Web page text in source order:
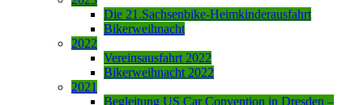
Die 21.Sachsenbike-Heimkinderausfahrt
Bikerweihnacht
2022
Vereinsausfahrt 2022
Bikerweihnacht 2022
2021
Begleitung US Car Convention in Dresden –